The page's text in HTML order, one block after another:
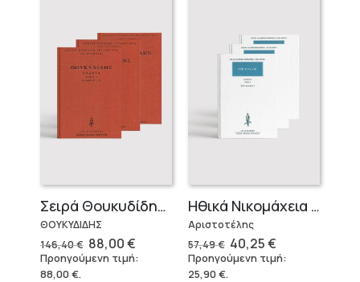
Σειρά Θουκυδίδης – Δεμένο (4 τόμοι)
ΘΟΥΚΥΔΙΔΗΣ
146,40€ Original
price
was:
88,00€Η
τρέχουσα
τιμή
Προηγούμενη τιμή:
88,00€.
Ηθικά Νικομάχεια (3 τόμοι)
Αριστοτέλης
57,49€ Original
price
was:
40,25€Η
τρέχουσα
τιμή
Προηγούμενη τιμή:
25,90€.